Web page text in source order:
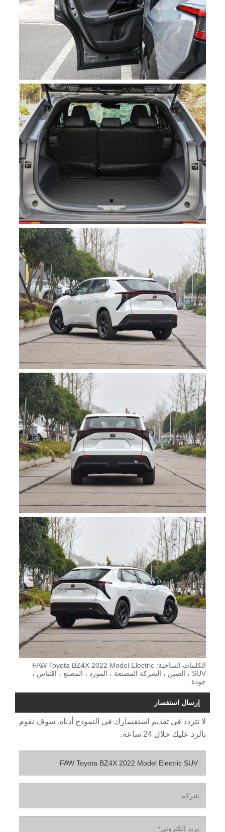
الكلمات الساخنة: FAW Toyota BZ4X 2022 Model Electric
SUV ، الصين ، الشركة المصنعة ، المورد ، المصنع ، اقتباس ،
جودة
إرسال استفسار
لا تتردد في تقديم استفسارك في النموذج أدناه. سوف نقوم
بالرد عليك خلال 24 ساعة.